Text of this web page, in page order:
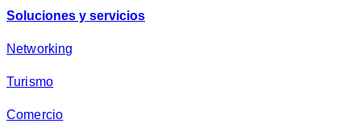
Soluciones y servicios
Networking
Turismo
Comercio